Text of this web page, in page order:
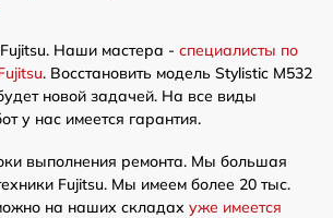
Наши мастера - специалисты по
. Восстановить модель Stylistic M532
новой задачей. На все виды
у нас имеется гарантия.
выполнения ремонта. Мы большая
Fujitsu. Мы имеем более 20 тыс.
на наших складах уже имеется